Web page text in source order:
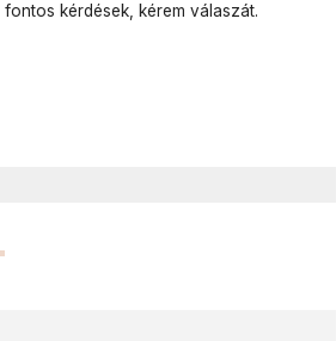
kérdések, kérem válaszát.